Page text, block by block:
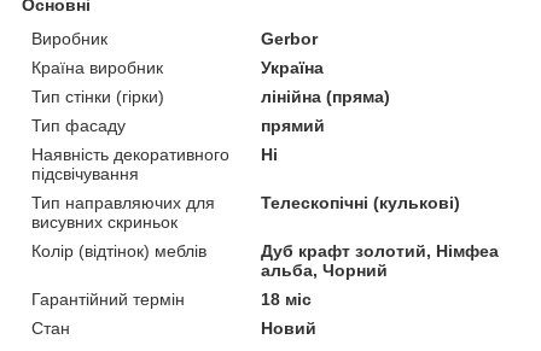
Основні
Виробник
Gerbor
Країна виробник
Україна
Тип стінки (гірки)
лінійна (пряма)
Тип фасаду
прямий
Наявність декоративного
підсвічування
Ні
Тип направляючих для
висувних скриньок
Телескопічні (кулькові)
Колір (відтінок) меблів
Дуб крафт золотий, Німфеа
альба, Чорний
Гарантійний термін
18 міс
Стан
Новий